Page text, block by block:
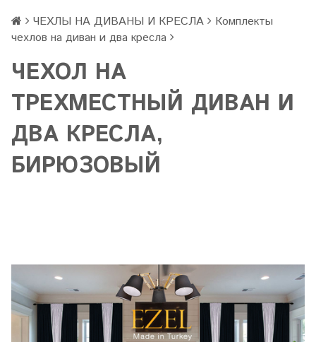
ЧЕХЛЫ НА ДИВАНЫ И КРЕСЛА
Комплекты
чехлов на диван и два кресла
ЧЕХОЛ НА
ТРЕХМЕСТНЫЙ ДИВАН И
ДВА КРЕСЛА,
БИРЮЗОВЫЙ